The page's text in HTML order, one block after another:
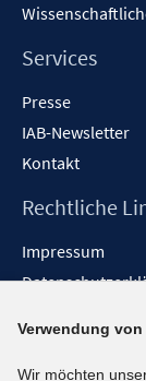
Services
Presse
IAB-Newsletter
Kontakt
Rechtliche
Impressum
Barrieren melden
Verwendung
Wir möchten